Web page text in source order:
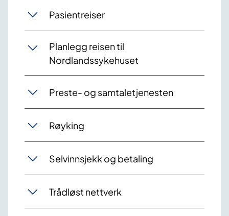
Pasientreiser
Planlegg reisen til
Nordlandssykehuset
Preste- og samtaletjenesten
Røyking
Selvinnsjekk og betaling
Trådløst nettverk